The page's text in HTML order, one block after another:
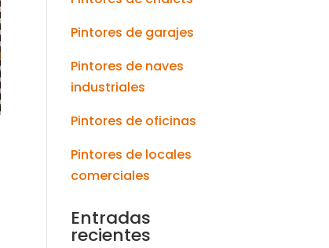
Pintores de garajes
Pintores de naves
industriales
Pintores de oficinas
Pintores de locales
comerciales
Entradas
recientes